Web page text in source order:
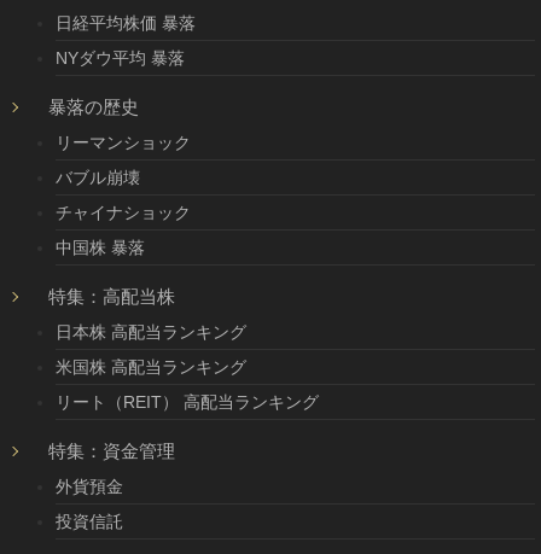
日経平均株価 暴落
NYダウ平均 暴落
暴落の歴史
リーマンショック
バブル崩壊
チャイナショック
中国株 暴落
特集：高配当株
日本株 高配当ランキング
米国株 高配当ランキング
リート（REIT） 高配当ランキング
特集：資金管理
外貨預金
投資信託